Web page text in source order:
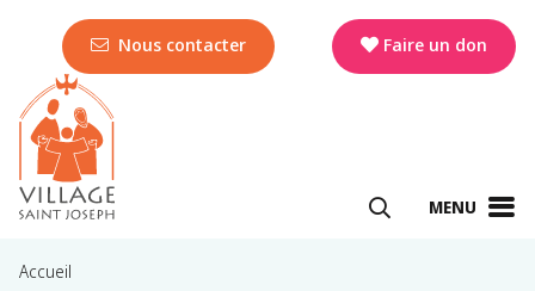
Nous contacter Faire un don
MENU
Accueil